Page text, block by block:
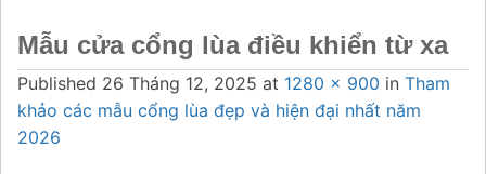
Mẫu cửa cổng lùa điều khiển từ xa
Published 26 Tháng 12, 2025 at 1280 × 900 in Tham
khảo các mẫu cổng lùa đẹp và hiện đại nhất năm
2026